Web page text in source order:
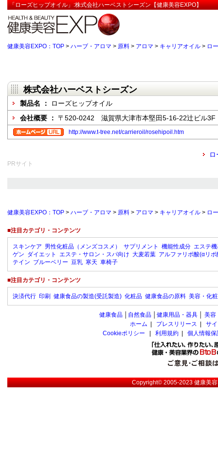
「ローズヒップオイル」:株式会社ハーベストシーズン【健康美容EXPO】
健康美容EXPO：TOP > ハーブ・アロマ > 原料 > アロマ > キャリアオイル > ロ
株式会社ハーベストシーズン
製品名 ：
ローズヒップオイル
会社概要 ： 〒520-0242 滋賀県大津市本堅田5-16-22辻ビル3F
http://www.t-tree.net/carrieroil/rosehipoil.htm
PRサイト
健康美容EXPO：TOP > ハーブ・アロマ > 原料 > アロマ > キャリアオイル > ロ
■注目カテゴリ・コンテンツ
スキンケア 男性化粧品（メンズコスメ） サプリメント 機能性成分 エステ
ゲン ダイエット エステ・サロン・スパ向け 大麦若葉 アルファリポ酸(αリポ
テイン ブルーベリー 豆乳 寒天 車椅子
■注目カテゴリ・コンテンツ
決済代行 印刷 健康食品の製造(受託製造) 化粧品 健康食品の原料 美容・化
健康食品 自然食品 健康用品・器具 美容
ホーム
プレスリリース
サ
Cookieポリシー
利用規約 個人情報
Copyright© 2005-2023健康美